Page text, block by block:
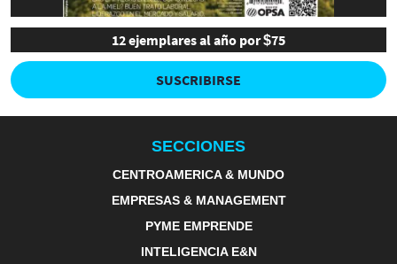
12 ejemplares al año por $75
SUSCRIBIRSE
SECCIONES
CENTROAMERICA & MUNDO
EMPRESAS & MANAGEMENT
PYME EMPRENDE
INTELIGENCIA E&N